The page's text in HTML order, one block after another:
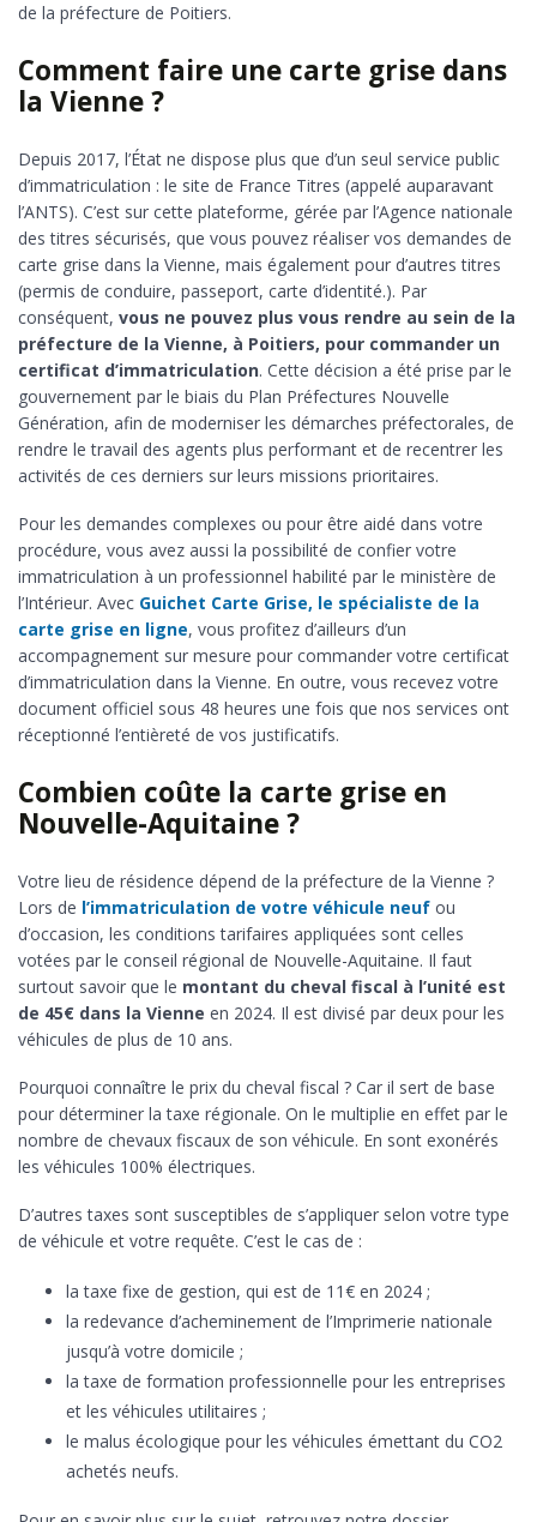
de la préfecture de Poitiers.
Comment faire une carte grise dans
la Vienne ?
Depuis 2017, l’État ne dispose plus que d’un seul service public
d’immatriculation : le site de France Titres (appelé auparavant
l’ANTS). C’est sur cette plateforme, gérée par l’Agence nationale
des titres sécurisés, que vous pouvez réaliser vos demandes de
carte grise dans la Vienne, mais également pour d’autres titres
(permis de conduire, passeport, carte d’identité.). Par
conséquent, vous ne pouvez plus vous rendre au sein de la
préfecture de la Vienne, à Poitiers, pour commander un
certificat d’immatriculation. Cette décision a été prise par le
gouvernement par le biais du Plan Préfectures Nouvelle
Génération, afin de moderniser les démarches préfectorales, de
rendre le travail des agents plus performant et de recentrer les
activités de ces derniers sur leurs missions prioritaires.
Pour les demandes complexes ou pour être aidé dans votre
procédure, vous avez aussi la possibilité de confier votre
immatriculation à un professionnel habilité par le ministère de
l’Intérieur. Avec Guichet Carte Grise, le spécialiste de la
carte grise en ligne, vous profitez d’ailleurs d’un
accompagnement sur mesure pour commander votre certificat
d’immatriculation dans la Vienne. En outre, vous recevez votre
document officiel sous 48 heures une fois que nos services ont
réceptionné l’entièreté de vos justificatifs.
Combien coûte la carte grise en
Nouvelle-Aquitaine ?
Votre lieu de résidence dépend de la préfecture de la Vienne ?
Lors de l’immatriculation de votre véhicule neuf ou
d’occasion, les conditions tarifaires appliquées sont celles
votées par le conseil régional de Nouvelle-Aquitaine. Il faut
surtout savoir que le montant du cheval fiscal à l’unité est
de 45€ dans la Vienne en 2024. Il est divisé par deux pour les
véhicules de plus de 10 ans.
Pourquoi connaître le prix du cheval fiscal ? Car il sert de base
pour déterminer la taxe régionale. On le multiplie en effet par le
nombre de chevaux fiscaux de son véhicule. En sont exonérés
les véhicules 100% électriques.
D’autres taxes sont susceptibles de s’appliquer selon votre type
de véhicule et votre requête. C’est le cas de :
la taxe fixe de gestion, qui est de 11€ en 2024 ;
la redevance d’acheminement de l’Imprimerie nationale
jusqu’à votre domicile ;
la taxe de formation professionnelle pour les entreprises
et les véhicules utilitaires ;
le malus écologique pour les véhicules émettant du CO2
achetés neufs.